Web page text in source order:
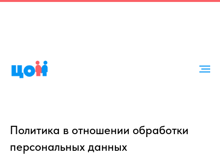
Политика в отношении обработки
персональных данных